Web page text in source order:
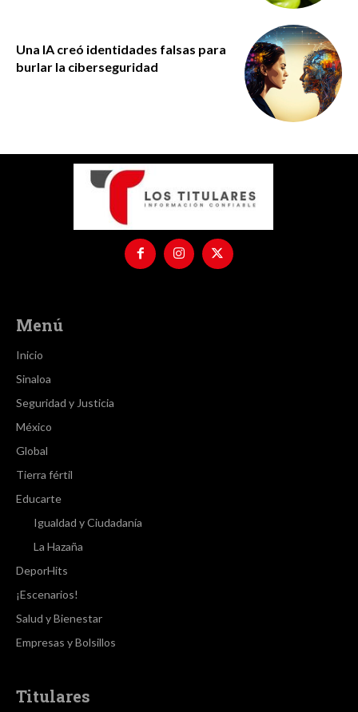
Una IA creó identidades falsas para
burlar la ciberseguridad
Menú
Inicio
Sinaloa
Seguridad y Justicia
México
Global
Tierra fértil
Educarte
Igualdad y Ciudadanía
La Hazaña
DeporHits
¡Escenarios!
Salud y Bienestar
Empresas y Bolsillos
Titulares